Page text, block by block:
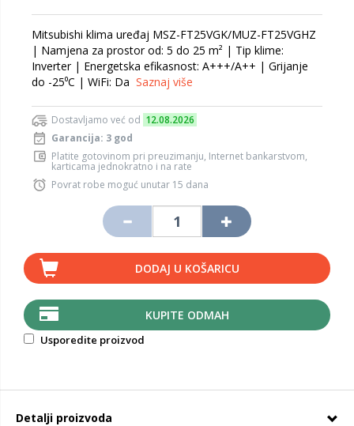
Mitsubishi klima uređaj MSZ-FT25VGK/MUZ-FT25VGHZ
| Namjena za prostor od: 5 do 25 m² | Tip klime:
Inverter | Energetska efikasnost: A+++/A++ | Grijanje
do -25⁰C | WiFi: Da Saznaj više
Dostavljamo već od 12.08.2026
Garancija: 3 god
Platite gotovinom pri preuzimanju, Internet bankarstvom,
karticama jednokratno i na rate
Povrat robe moguć unutar 15 dana
DODAJ U KOŠARICU
KUPITE ODMAH
Usporedite proizvod
Detalji proizvoda